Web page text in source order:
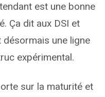
est une bonne
Ça dit aux DSI et
désormais une ligne
expérimental.
sur la maturité et